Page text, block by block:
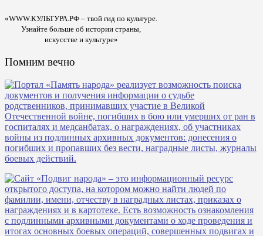
«WWW.КУЛЬТУРА.РФ – твой гид по культуре.
Узнайте больше об истории страны,
искусстве и культуре»
Помним вечно